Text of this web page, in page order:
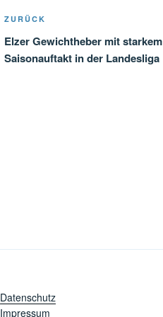
Beitragsnavigation
Vorheriger
Beitrag
ZURÜCK
Elzer Gewichtheber mit starkem
Saisonauftakt in der Landesliga
Datenschutz
Impressum